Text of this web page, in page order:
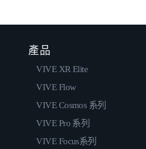
產品
VIVE XR Elite
VIVE Flow
VIVE Cosmos 系列
VIVE Pro 系列
VIVE Focus系列